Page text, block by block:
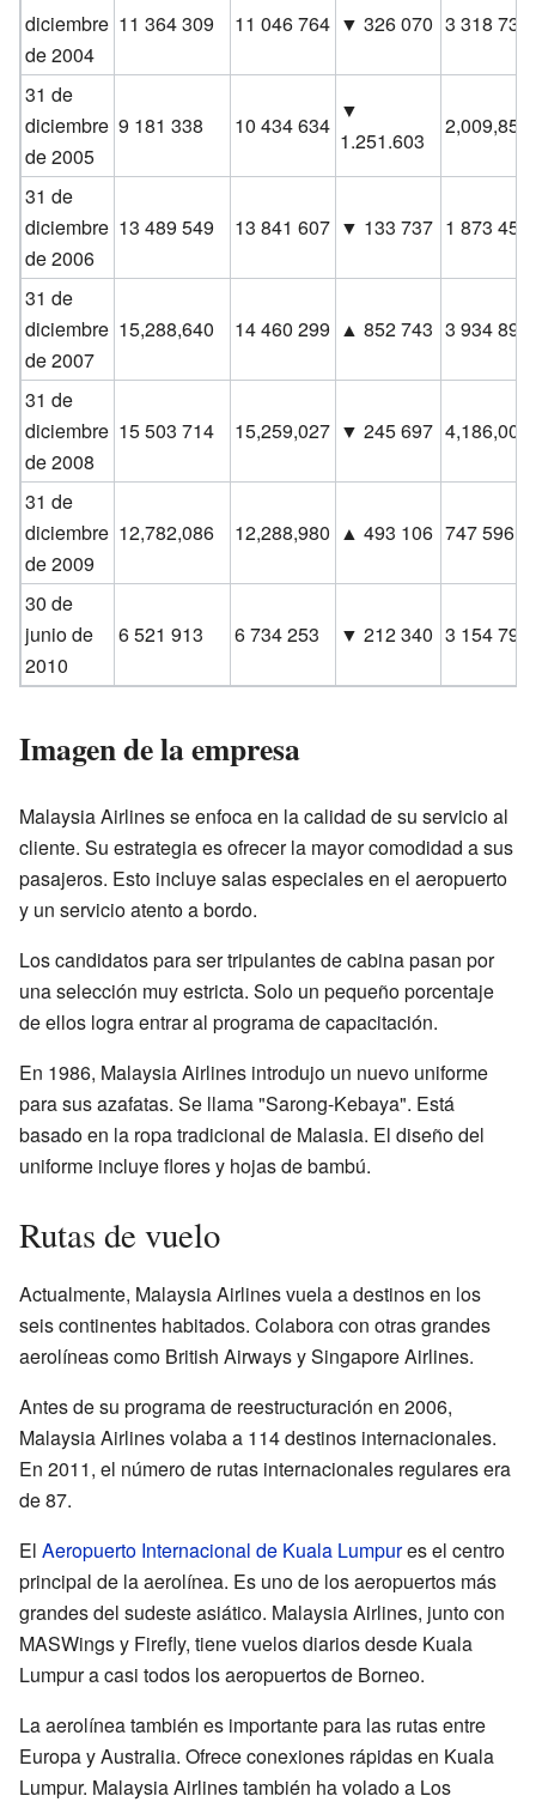
diciembre
de 2004
11 364 309 11 046 764 ▼ 326 070 3 318 732
31 de
diciembre
de 2005
9 181 338 10 434 634
▼
1.251.603
2,009,857
31 de
diciembre
de 2006
13 489 549 13 841 607 ▼ 133 737 1 873 452
31 de
diciembre
de 2007
15,288,640 14 460 299 ▲ 852 743 3 934 893
31 de
diciembre
de 2008
15 503 714 15,259,027 ▼ 245 697 4,186,000
31 de
diciembre
de 2009
12,782,086 12,288,980 ▲ 493 106 747 596
30 de
junio de
2010
6 521 913 6 734 253 ▼ 212 340 3 154 791
Imagen de la empresa
Malaysia Airlines se enfoca en la calidad de su servicio al
cliente. Su estrategia es ofrecer la mayor comodidad a sus
pasajeros. Esto incluye salas especiales en el aeropuerto
y un servicio atento a bordo.
Los candidatos para ser tripulantes de cabina pasan por
una selección muy estricta. Solo un pequeño porcentaje
de ellos logra entrar al programa de capacitación.
En 1986, Malaysia Airlines introdujo un nuevo uniforme
para sus azafatas. Se llama "Sarong-Kebaya". Está
basado en la ropa tradicional de Malasia. El diseño del
uniforme incluye flores y hojas de bambú.
Rutas de vuelo
Actualmente, Malaysia Airlines vuela a destinos en los
seis continentes habitados. Colabora con otras grandes
aerolíneas como British Airways y Singapore Airlines.
Antes de su programa de reestructuración en 2006,
Malaysia Airlines volaba a 114 destinos internacionales.
En 2011, el número de rutas internacionales regulares era
de 87.
El Aeropuerto Internacional de Kuala Lumpures el centro
principal de la aerolínea. Es uno de los aeropuertos más
grandes del sudeste asiático. Malaysia Airlines, junto con
MASWings y Firefly, tiene vuelos diarios desde Kuala
Lumpur a casi todos los aeropuertos de Borneo.
La aerolínea también es importante para las rutas entre
Europa y Australia. Ofrece conexiones rápidas en Kuala
Lumpur. Malaysia Airlines también ha volado a Los